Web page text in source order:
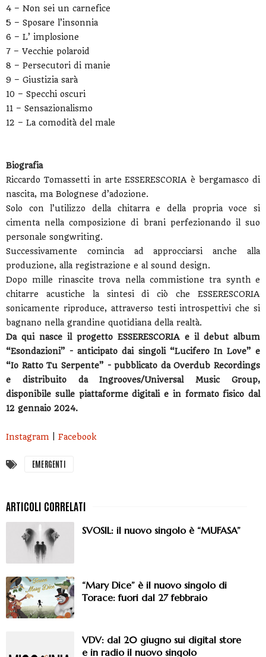
4 – Non sei un carnefice
5 – Sposare l’insonnia
6 – L’ implosione
7 – Vecchie polaroid
8 – Persecutori di manie
9 – Giustizia sarà
10 – Specchi oscuri
11 – Sensazionalismo
12 – La comodità del male
Biografia
Riccardo Tomassetti in arte ESSERESCORIA è bergamasco di
nascita, ma Bolognese d’adozione.
Solo con l’utilizzo della chitarra e della propria voce si
cimenta nella composizione di brani perfezionando il suo
personale songwriting.
Successivamente comincia ad approcciarsi anche alla
produzione, alla registrazione e al sound design.
Dopo mille rinascite trova nella commistione tra synth e
chitarre acustiche la sintesi di ciò che ESSERESCORIA
sonicamente riproduce, attraverso testi introspettivi che si
bagnano nella grandine quotidiana della realtà.
Da qui nasce il progetto ESSERESCORIA e il debut album
“Esondazioni” - anticipato dai singoli “Lucifero In Love” e
“Io Ratto Tu Serpente” - pubblicato da Overdub Recordings
e distribuito da Ingrooves/Universal Music Group,
disponibile sulle piattaforme digitali e in formato fisico dal
12 gennaio 2024.
Instagram Facebook
EMERGENTI
SVOSIL: il nuovo singolo è “MUFASA”
“Mary Dice” è il nuovo singolo di
Torace: fuori dal 27 febbraio
VDV: dal 20 giugno sui digital store
e in radio il nuovo singolo